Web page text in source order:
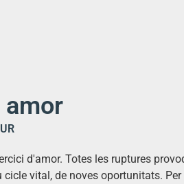
amor
d'amor. Totes les ruptures
cicle vital, de noves oportunitats.